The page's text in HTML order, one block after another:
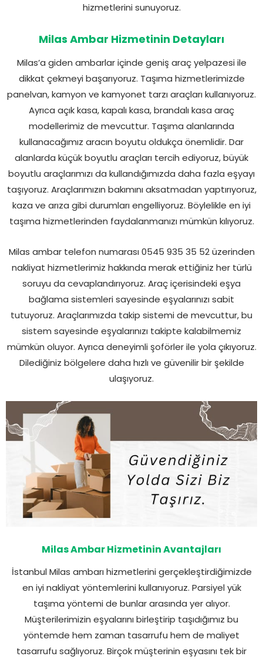
hizmetlerini sunuyoruz.
Milas Ambar Hizmetinin Detayları
Milas’a giden ambarlar içinde geniş araç yelpazesi ile
dikkat çekmeyi başarıyoruz. Taşıma hizmetlerimizde
panelvan, kamyon ve kamyonet tarzı araçları kullanıyoruz.
Ayrıca açık kasa, kapalı kasa, brandalı kasa araç
modellerimiz de mevcuttur. Taşıma alanlarında
kullanacağımız aracın boyutu oldukça önemlidir. Dar
alanlarda küçük boyutlu araçları tercih ediyoruz, büyük
boyutlu araçlarımızı da kullandığımızda daha fazla eşyayı
taşıyoruz. Araçlarımızın bakımını aksatmadan yaptırıyoruz,
kaza ve arıza gibi durumları engelliyoruz. Böylelikle en iyi
taşıma hizmetlerinden faydalanmanızı mümkün kılıyoruz.
Milas ambar telefon numarası 0545 935 35 52 üzerinden
nakliyat hizmetlerimiz hakkında merak ettiğiniz her türlü
soruyu da cevaplandırıyoruz. Araç içerisindeki eşya
bağlama sistemleri sayesinde eşyalarınızı sabit
tutuyoruz. Araçlarımızda takip sistemi de mevcuttur, bu
sistem sayesinde eşyalarınızı takipte kalabilmemiz
mümkün oluyor. Ayrıca deneyimli şoförler ile yola çıkıyoruz.
Dilediğiniz bölgelere daha hızlı ve güvenilir bir şekilde
ulaşıyoruz.
Milas Ambar Hizmetinin Avantajları
İstanbul Milas ambarı hizmetlerini gerçekleştirdiğimizde
en iyi nakliyat yöntemlerini kullanıyoruz. Parsiyel yük
taşıma yöntemi de bunlar arasında yer alıyor.
Müşterilerimizin eşyalarını birleştirip taşıdığımız bu
yöntemde hem zaman tasarrufu hem de maliyet
tasarrufu sağlıyoruz. Birçok müşterinin eşyasını tek bir